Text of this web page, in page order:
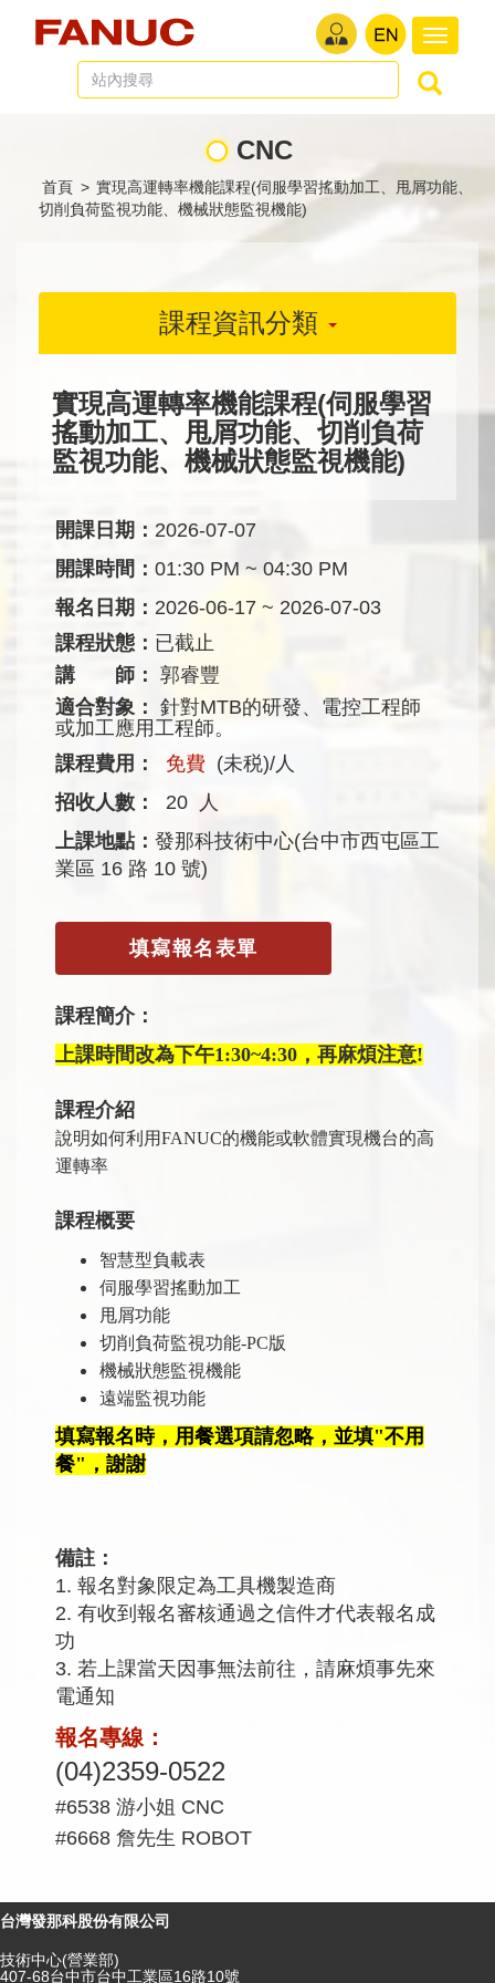
切
換
導
CNC
首頁 > 實現高運轉率機能課程(伺服學習搖動加工、甩屑功能、
切削負荷監視功能、機械狀態監視機能)
課程資訊分類
實現高運轉率機能課程(伺服學習
搖動加工、甩屑功能、切削負荷
監視功能、機械狀態監視機能)
開課日期： 2026-07-07
開課時間： 01:30 PM ~ 04:30 PM
報名日期： 2026-06-17 ~ 2026-07-03
課程狀態： 已截止
講 師： 郭睿豐
適合對象： 針對MTB的研發、電控工程師
或加工應用工程師。
課程費用：
免費 (未税)/人
招收人數：
20 人
上課地點： 發那科技術中心(台中市西屯區工
業區 16 路 10 號)
填寫報名表單
課程簡介：
上課時間改為下午1:30~4:30，再麻煩注意!
課程介紹
說明如何利用FANUC的機能或軟體實現機台的高
運轉率
課程概要
智慧型負載表
伺服學習搖動加工
甩屑功能
切削負荷監視功能-PC版
機械狀態監視機能
遠端監視功能
填寫報名時，用餐選項請忽略，並填"不用
餐"，謝謝
備註：
1. 報名對象限定為工具機製造商
2. 有收到報名審核通過之信件才代表報名成
功
3. 若上課當天因事無法前往，請麻煩事先來
電通知
報名專線：
(04)2359-0522
#6538 游小姐 CNC
#6668 詹先生 ROBOT
台灣發那科股份有限公司
技術中心(營業部)
407-68台中市台中工業區16路10號